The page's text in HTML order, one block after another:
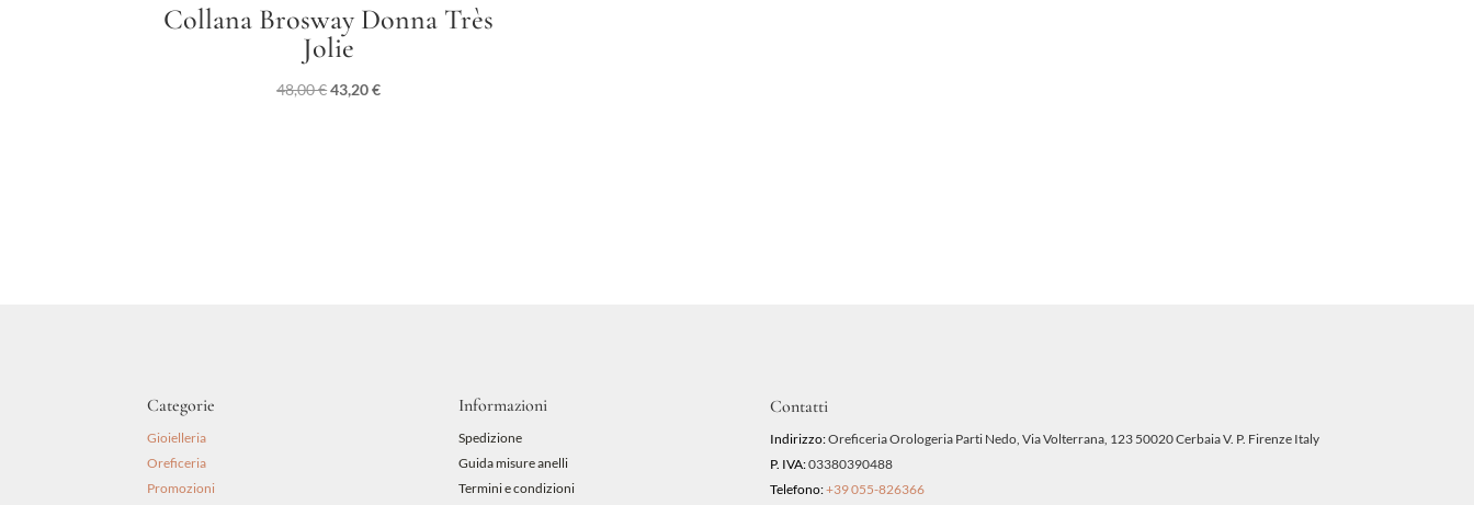
Collana Brosway Donna Très
Jolie
48,00€Il
43,20€Il
Categorie
Gioielleria
Oreficeria
Promozioni
Informazioni
Spedizione
Guida misure anelli
Termini e condizioni
Contatti
Indirizzo:Oreficeria Orologeria Parti Nedo, Via Volterrana, 123 50020 Cerbaia V. P. Firenze Italy
P. IVA:03380390488
Telefono:+39 055-826366